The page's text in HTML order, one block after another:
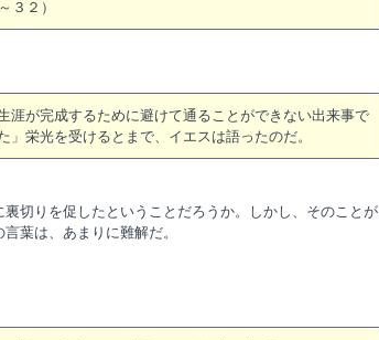
３２）
涯が完成するために避けて通ることができない出来事で
栄光を受けるとまで、イエスは語ったのだ。
切りを促したということだろうか。しかし、そのことが
葉は、あまりに難解だ。